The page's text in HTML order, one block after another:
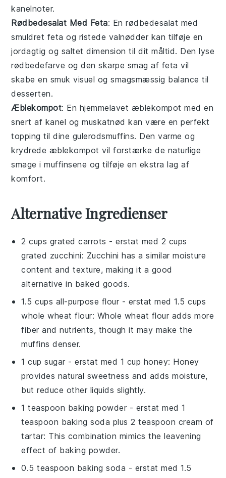
kanelnoter.
Rødbedesalat Med Feta: En rødbedesalat med
smuldret feta og ristede valnødder kan tilføje en
jordagtig og saltet dimension til dit måltid. Den lyse
rødbedefarve og den skarpe smag af feta vil
skabe en smuk visuel og smagsmæssig balance til
desserten.
Æblekompot: En hjemmelavet æblekompot med en
snert af kanel ogmuskatnød kan være en perfekt
topping til dine gulerodsmuffins. Den varme og
krydrede æblekompot vil forstærke de naturlige
smage i muffinsene og tilføje en ekstra lag af
komfort.
Alternative Ingredienser
2 cups grated carrots - erstat med 2 cups
grated zucchini: Zucchini has a similar moisture
content and texture, making it a good
alternative in baked goods.
1.5 cups all-purpose flour - erstat med1.5 cups
whole wheat flour: Whole wheat flour adds more
fiber and nutrients, though it may make the
muffins denser.
1 cup sugar - erstat med 1 cup honey: Honey
provides natural sweetness and adds moisture,
but reduce other liquids slightly.
1 teaspoon baking powder - erstat med1
teaspoon baking soda plus 2 teaspoon cream of
tartar: This combination mimics the leavening
effect of baking powder.
0.5 teaspoon baking soda - erstat med1.5